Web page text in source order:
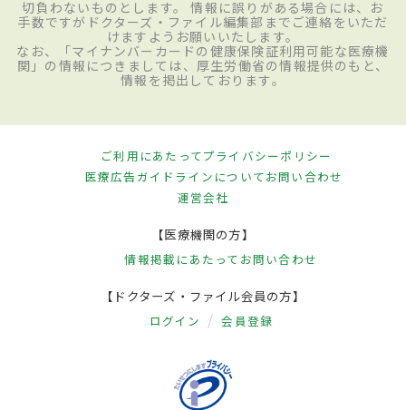
切負わないものとします。 情報に誤りがある場合には、お
手数ですがドクターズ・ファイル編集部までご連絡をいただ
けますようお願いいたします。
なお、「マイナンバーカードの健康保険証利用可能な医療機
関」の情報につきましては、厚生労働省の情報提供のもと、
情報を掲出しております。
ご利用にあたってプライバシーポリシー
医療広告ガイドラインについてお問い合わせ
運営会社
【医療機関の方】
情報掲載にあたって お問い合わせ
【ドクターズ・ファイル会員の方】
ログイン 会員登録